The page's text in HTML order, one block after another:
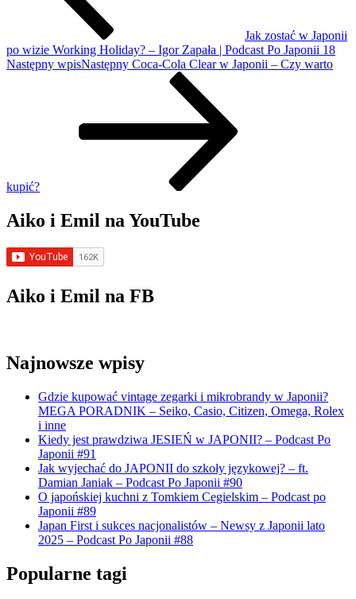
Jak zostać w Japonii
po wizie Working Holiday? – Igor Zapała | Podcast Po Japonii 18
Następny wpisNastępny Coca-Cola Clear w Japonii – Czy warto
kupić?
Aiko i Emil na YouTube
Aiko i Emil na FB
Najnowsze wpisy
Gdzie kupować vintage zegarki i mikrobrandy w Japonii?
MEGA PORADNIK – Seiko, Casio, Citizen, Omega, Rolex
i inne
Kiedy jest prawdziwa JESIEŃ w JAPONII? – Podcast Po
Japonii #91
Jak wyjechać do JAPONII do szkoły językowej? – ft.
Damian Janiak – Podcast Po Japonii #90
O japońskiej kuchni z Tomkiem Cegielskim – Podcast po
Japonii #89
Japan First i sukces nacjonalistów – Newsy z Japonii lato
2025 – Podcast Po Japonii #88
Popularne tagi